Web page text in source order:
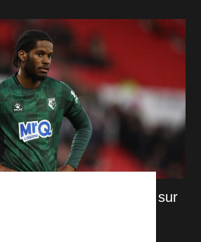
fort des supporters sur